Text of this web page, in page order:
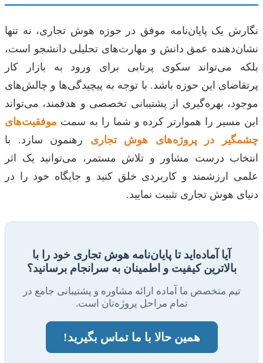
نگارش یک پایان‌نامه موفق در حوزه هوش تجاری، نه تنها
نشان‌دهنده عمق دانش و مهارت‌های تحلیلی دانشجو است،
بلکه می‌تواند سکوی پرتابی برای ورود به بازار کار
پرتقاضای این حوزه باشد. با توجه به پیچیدگی‌ها و چالش‌های
موجود، بهره‌گیری از پشتیبانی تخصصی و هدفمند، می‌تواند
این مسیر را هموارتر کرده و شما را به سمت موفقیت‌های
چشمگیر در پروژه‌های هوش تجاری رهنمون سازد. با
انتخاب درست مشاور و تلاش مستمر، می‌توانید یک اثر
علمی ارزشمند و کاربردی خلق کنید و جایگاه خود را در
دنیای هوش تجاری تثبیت نمایید.
آیا آماده‌اید تا پایان‌نامه هوش تجاری خود را با
بالاترین کیفیت و اطمینان به سرانجام برسانید؟
تیم متخصص ما آماده ارائه مشاوره و پشتیبانی جامع در
تمام مراحل پروژه‌تان است.
همین حالا با ما تماس بگیرید!